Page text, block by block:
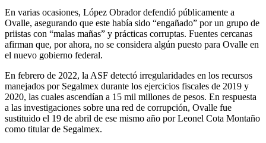
En varias ocasiones, López Obrador defendió públicamente a
Ovalle, asegurando que este había sido “engañado” por un grupo de
priistas con “malas mañas” y prácticas corruptas. Fuentes cercanas
afirman que, por ahora, no se considera algún puesto para Ovalle en
el nuevo gobierno federal.
En febrero de 2022, la ASF detectó irregularidades en los recursos
manejados por Segalmex durante los ejercicios fiscales de 2019 y
2020, las cuales ascendían a 15 mil millones de pesos. En respuesta
a las investigaciones sobre una red de corrupción, Ovalle fue
sustituido el 19 de abril de ese mismo año por Leonel Cota Montaño
como titular de Segalmex.